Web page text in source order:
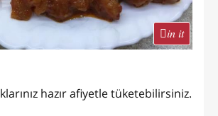
in it
hazır afiyetle tüketebilirsiniz.